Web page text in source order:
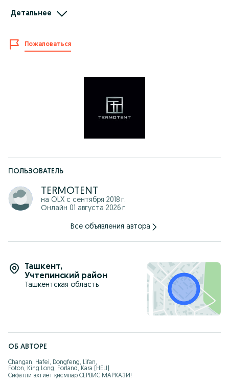
Avtotent remont
Murojaat uchun :
Mutaxassis 88 800 20 70
Детальнее
Пожаловаться
ПОЛЬЗОВАТЕЛЬ
TERMOTENT
на OLX с сентября 2018 г.
Онлайн 01 августа 2026 г.
Все объявления автора
Ташкент,
Учтепинский район
Ташкентская область
ОБ АВТОРЕ
Changan, Hafei, Dongfeng, Lifan,
Foton, King Long, Forland, Kara (HELI)
Сифатли эхтиёт қисмлар СЕРВИС МАРКАЗИ!